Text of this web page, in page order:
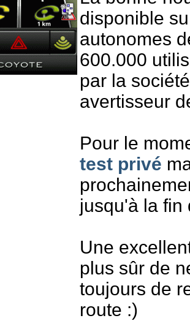
disponible
autonomes
600.000
par la
avertisseur
Pour le
test privé
jusqu'à la fin
Une
plus sûr de
toujours de
route :)